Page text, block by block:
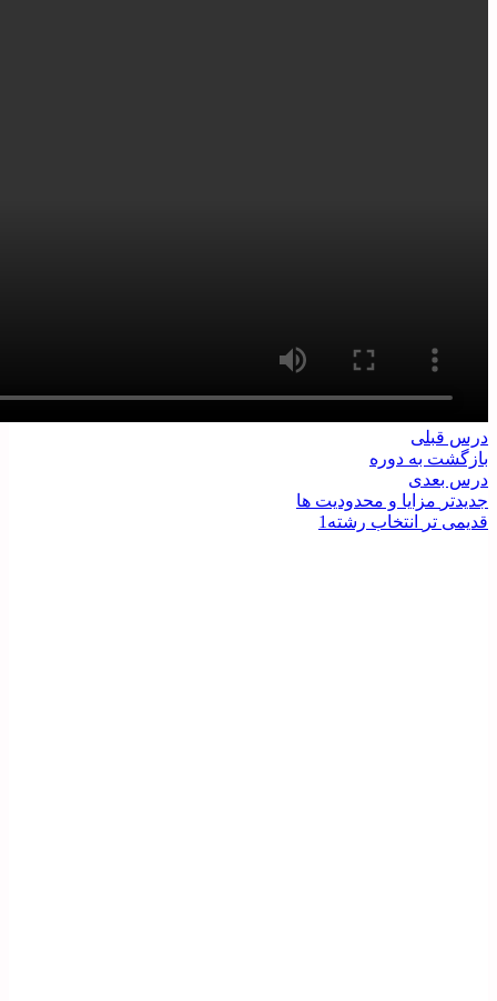
درس قبلی
بازگشت به دوره
درس بعدی
جدیدتر مزایا و محدودیت ها
قدیمی تر
انتخاب رشته1